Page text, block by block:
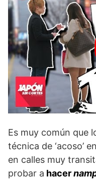
Es muy común que
técnica de ‘acoso’
en calles muy
probar a hacer